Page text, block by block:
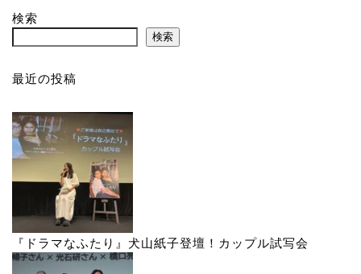
検索
検索
最近の投稿
『ドラマなふたり』犬山紙子登壇！カップル試写会